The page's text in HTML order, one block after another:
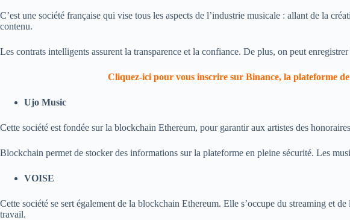
C’est une société française qui vise tous les aspects de l’industrie musicale : allant de la
contenu.
Les contrats intelligents assurent la transparence et la confiance. De plus, on peut
Cliquez-ici pour vous inscrire sur Binance, la plateforme
Ujo Music
Cette société est fondée sur la blockchain Ethereum, pour garantir aux artistes des
Blockchain permet de stocker des informations sur la plateforme en pleine sécurité. Les
VOISE
Cette société se sert également de la blockchain Ethereum. Elle s’occupe du streaming et
travail.